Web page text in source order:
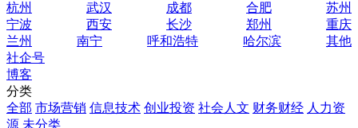
杭州
武汉 成都 合肥
苏州
宁波
西安 长沙 郑州
重庆
兰州
南宁 呼和浩特 哈尔滨
其他
社企号
博客
分类
全部 市场营销 信息技术 创业投资 社会人文 财务财经 人力资
源 未分类